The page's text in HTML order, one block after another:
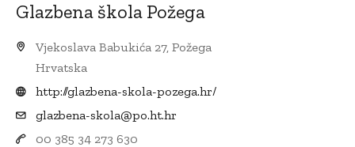
Glazbena škola Požega
Vjekoslava Babukića 27, Požega
Hrvatska
http://glazbena-skola-pozega.hr/
glazbena-skola@po.ht.hr
00 385 34 273 630